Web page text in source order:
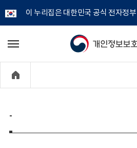
이 누리집은 대한민국 공식 전자정
개
정
보
메
기
-